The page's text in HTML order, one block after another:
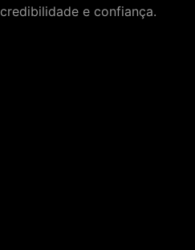
e confiança.